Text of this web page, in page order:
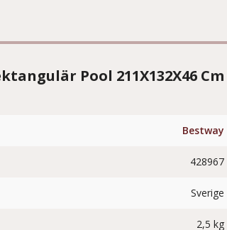
Pool 211X132X46 Cm
Bestway
428967
Sverige
2,5 kg